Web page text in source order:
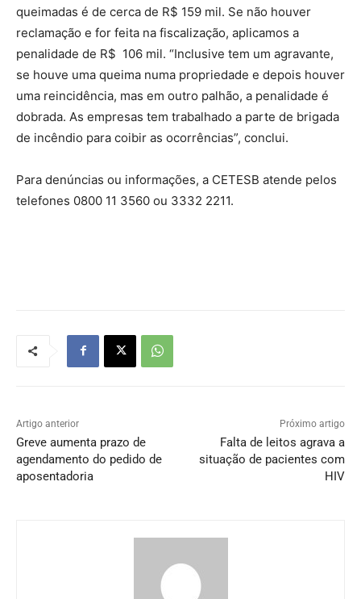
queimadas é de cerca de R$ 159 mil. Se não houver
reclamação e for feita na fiscalização, aplicamos a
penalidade de R$ 106 mil. “Inclusive tem um agravante,
se houve uma queima numa propriedade e depois houver
uma reincidência, mas em outro palhão, a penalidade é
dobrada. As empresas tem trabalhado a parte de brigada
de incêndio para coibir as ocorrências”, conclui.
Para denúncias ou informações, a CETESB atende pelos
telefones 0800 11 3560 ou 3332 2211.
Artigo anterior
Greve aumenta prazo de
agendamento do pedido de
aposentadoria
Próximo artigo
Falta de leitos agrava a
situação de pacientes com
HIV